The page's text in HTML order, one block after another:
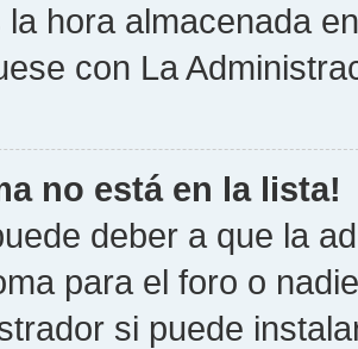
la hora almacenada
con La
no está en la lista!
deber a que la
para el foro o
si puede